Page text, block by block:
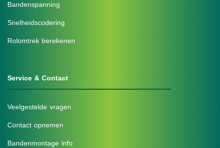
Bandenspanning
Snelheidscodering
Rolomtrek berekenen
Service & Contact
Veelgestelde vragen
Contact opnemen
Bandenmontage info